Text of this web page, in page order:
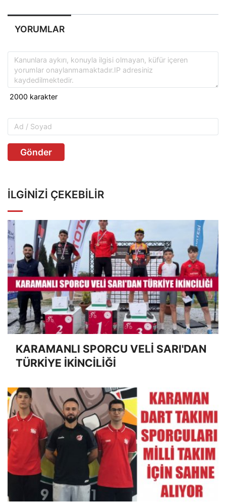
YORUMLAR
Gönder
İLGINIZI ÇEKEBILIR
KARAMANLI SPORCU VELİ SARI'DAN
TÜRKİYE İKİNCİLİĞİ